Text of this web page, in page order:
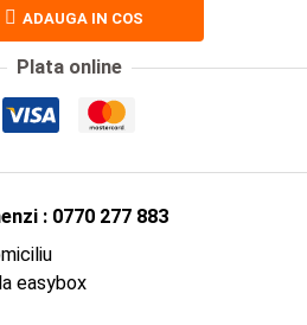
ADAUGA IN COS
Plata online
: 0770 277 883
easybox